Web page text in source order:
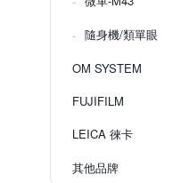
隨身機/類單眼
OM SYSTEM
FUJIFILM
LEICA 徠卡
其他品牌